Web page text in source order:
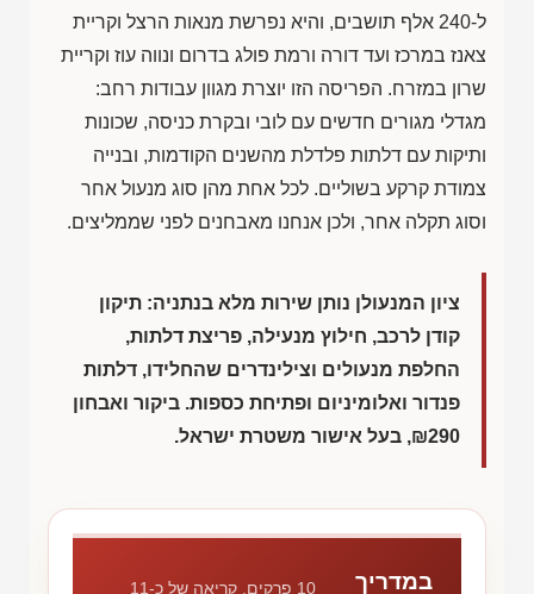
ל-240 אלף תושבים, והיא נפרשת מנאות הרצל וקריית
צאנז במרכז ועד דורה ורמת פולג בדרום ונווה עוז וקריית
שרון במזרח. הפריסה הזו יוצרת מגוון עבודות רחב:
מגדלי מגורים חדשים עם לובי ובקרת כניסה, שכונות
ותיקות עם דלתות פלדלת מהשנים הקודמות, ובנייה
צמודת קרקע בשוליים. לכל אחת מהן סוג מנעול אחר
וסוג תקלה אחר, ולכן אנחנו מאבחנים לפני שממליצים.
ציון המנעולן נותן שירות מלא בנתניה: תיקון
קודן לרכב, חילוץ מנעילה, פריצת דלתות,
החלפת מנעולים וצילינדרים שהחלידו, דלתות
פנדור ואלומיניום ופתיחת כספות. ביקור ואבחון
₪290, בעל אישור משטרת ישראל.
במדריך
10 פרקים, קריאה של כ-11